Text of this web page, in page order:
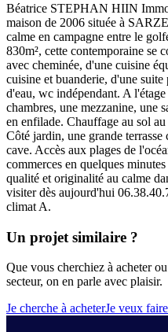
Béatrice STEPHAN HIIN
maison de 2006 située à
calme en campagne entre le
830m², cette contemporaine se
avec cheminée, d'une cuisine
cuisine et buanderie, d'une suite
d'eau, wc indépendant. A
chambres, une mezzanine, une
en enfilade. Chauffage au sol
Côté jardin, une grande
cave. Accès aux plages de
commerces en quelques
qualité et originalité au calme
visiter dès aujourd'hui
climat A.
Un projet similaire ?
Que vous cherchiez à acheter
secteur, on en parle avec plaisir.
Je cherche à acheterJe veux